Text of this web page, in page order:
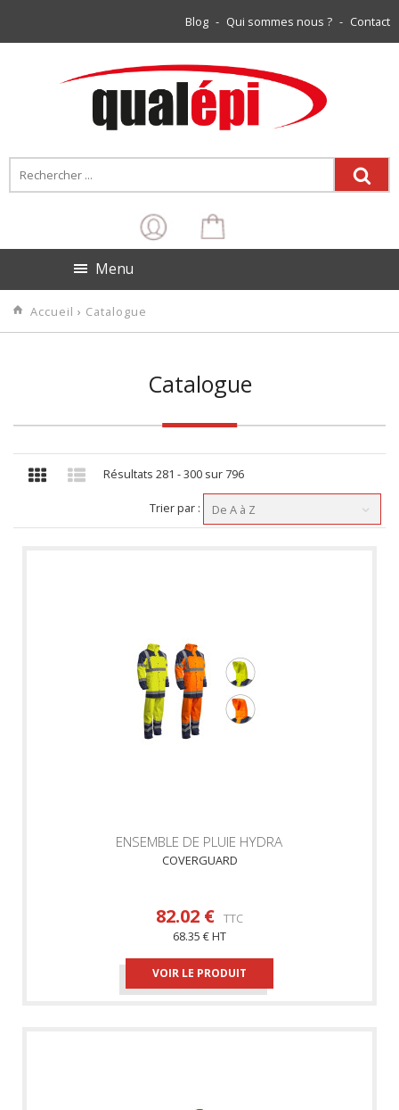
Blog - Qui sommes nous ? - Contact
Menu
Accueil › Catalogue
Catalogue
Résultats 281 - 300 sur 796
Trier par : De A à Z
ENSEMBLE DE PLUIE HYDRA
COVERGUARD
82.02 € TTC
68.35 € HT
VOIR LE PRODUIT